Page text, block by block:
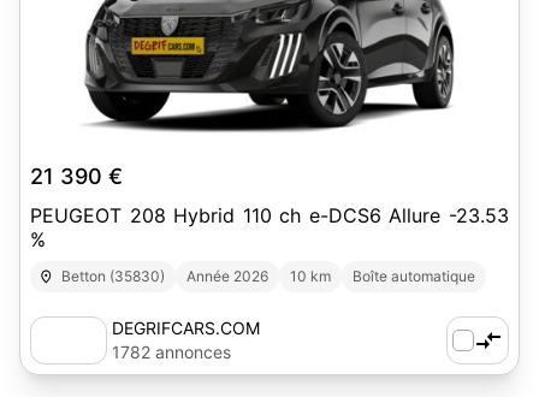
21 390 €
PEUGEOT 208 Hybrid 110 ch e-DCS6 Allure -23.53
%
Betton (35830) Année 2026 10 km Boîte automatique
DEGRIFCARS.COM
1782 annonces